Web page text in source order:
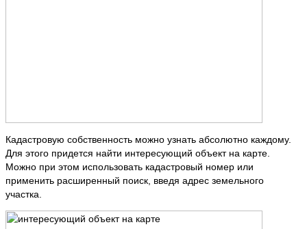
Кадастровую собственность можно узнать абсолютно каждому.
Для этого придется найти интересующий объект на карте.
Можно при этом использовать кадастровый номер или
применить расширенный поиск, введя адрес земельного
участка.